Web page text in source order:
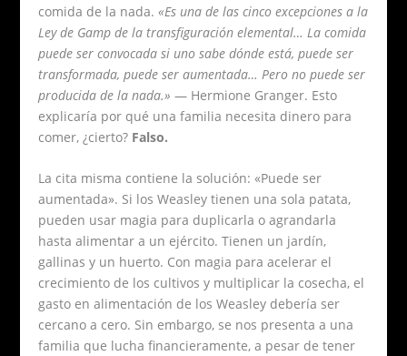
comida de la nada.«Es una de las cinco excepciones a la
Ley de Gamp de la transfiguración elemental… La comida
puede ser convocada si uno sabe dónde está, puede ser
transformada, puede ser aumentada… Pero no puede ser
producida de la nada.» — Hermione Granger. Esto
explicaría por qué una familia necesita dinero para
comer, ¿cierto? Falso.
La cita misma contiene la solución: «Puede ser
aumentada». Si los Weasley tienen una sola patata,
pueden usar magia para duplicarla o agrandarla
hasta alimentar a un ejército. Tienen un jardín,
gallinas y un huerto. Con magia para acelerar el
crecimiento de los cultivos y multiplicar la cosecha, el
gasto en alimentación de los Weasley debería ser
cercano a cero. Sin embargo, se nos presenta a una
familia que lucha financieramente, a pesar de tener